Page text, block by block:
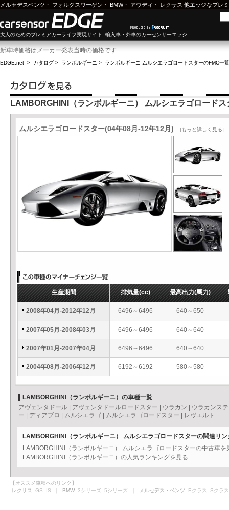
メルセデスベンツ ・ フォルクスワーゲン ・ BMW・ アウディ ・ レクサス 他エッジなプレ
大人のためのプレミアカーライフ実現サイト 輸入車・外車のカーセンサーエッジ
新車時価格はメーカー発表当時の価格です
EDGE.net > カタログ > ランボルギーニ > ランボルギーニ ムルシエラゴロードスターのFMC一覧
LAMBORGHINI（ランボルギーニ） ムルシエラゴロードス
ムルシエラゴロードスター(04年08月-12年12月) [もっと詳しく見る]
生産期間 排気量(cc) 最高出力(馬力)
2008年04月-2012年12月 6496～6496 640～650
2007年05月-2008年03月 6496～6496 640～640
2007年01月-2007年04月 6496～6496 640～640
2004年08月-2006年12月 6192～6192 580～580
LAMBORGHINI（ランボルギーニ）の車種一覧
アヴェンタドール
アヴェンタドールロードスター ウラカン
ウラカンス
ー
ディアブロ ムルシエラゴ ムルシエラゴロードスター レヴエルト
LAMBORGHINI（ランボルギーニ） ムルシエラゴロードスターの関連リン
LAMBORGHINI（ランボルギーニ） ムルシエラゴロードスターの中古車
LAMBORGHINI（ランボルギーニ）の人気ランキングを見る
【オススメ車種へのリンク】
レクサス GS IS ｜ BMW 3シリーズ 5シリーズ ｜ メルセデス・ベンツ Eクラス Sクラス